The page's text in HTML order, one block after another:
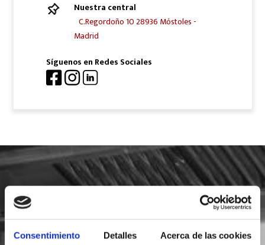
Consentimiento Detalles Acerca de las cookies
Nuestra central
C.Regordoño 10 28936 Móstoles -
Madrid
Síguenos en Redes Sociales
SOLICITA INFORMACIÓN